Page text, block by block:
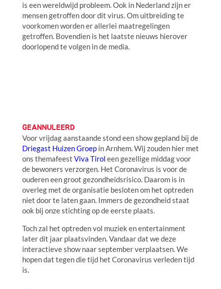
is een wereldwijd probleem. Ook in Nederland zijn er
mensen getroffen door dit virus. Om uitbreiding te
voorkomen worden er allerlei maatregelingen
getroffen. Bovendien is het laatste nieuws hierover
doorlopend te volgen in de media.
GEANNULEERD
Voor vrijdag aanstaande stond een show gepland bij de
Driegast Huizen Groepin Arnhem. Wij zouden hier met
ons themafeest Viva Tirol een gezellige middag voor
de bewoners verzorgen. Het Coronavirus is voor de
ouderen een groot gezondheidsrisico. Daarom is in
overleg met de organisatie besloten om het optreden
niet door te laten gaan. Immers de gezondheid staat
ook bij onze stichting op de eerste plaats.
Toch zal het optreden vol muziek en entertainment
later dit jaar plaatsvinden. Vandaar dat we deze
interactieve show naar september verplaatsen. We
hopen dat tegen die tijd het Coronavirus verleden tijd
is.